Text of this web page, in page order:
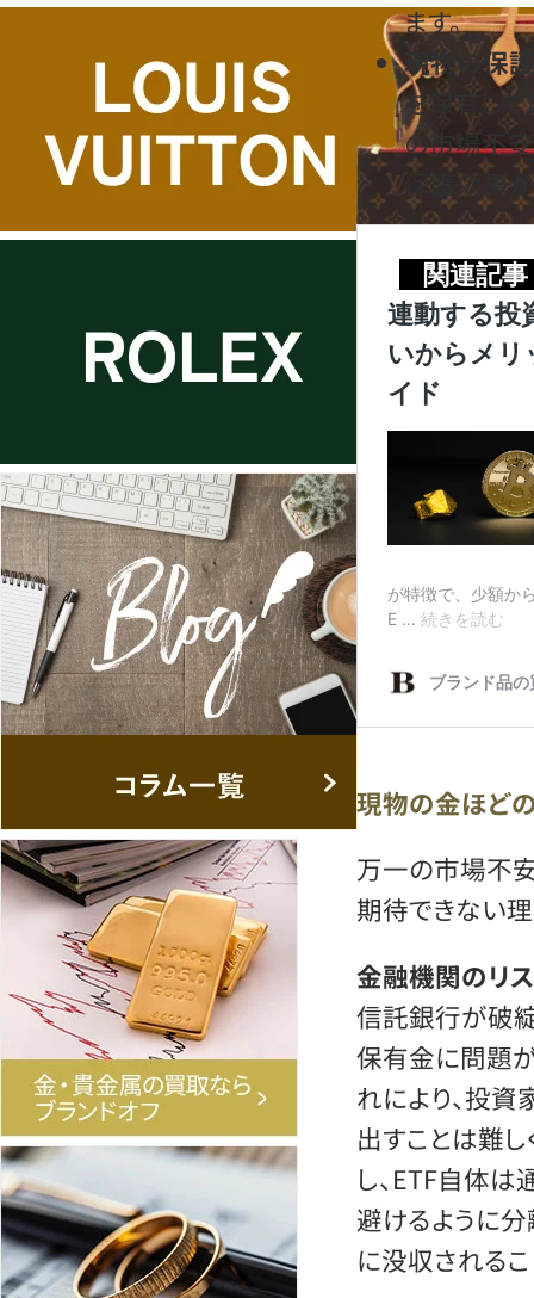
ます。
現物の保
を保有し
の市場不
保護効果
現物の金ほど
万一の市場不
期待できない
金融機関のリ
信託銀行が破
保有金に問題
れにより、投
出すことは難
し、ETF自体
避けるように
に没収される